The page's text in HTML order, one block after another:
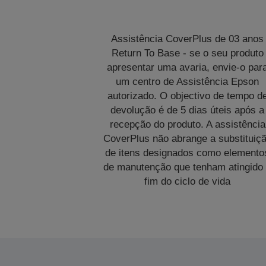
Assistência CoverPlus de 03 anos
Return To Base - se o seu produto
apresentar uma avaria, envie-o
um centro de Assistência Epson
autorizado. O objectivo de tempo
devolução é de 5 dias úteis após a
recepção do produto. A assistência
CoverPlus não abrange a
de itens designados como
de manutenção que tenham atingido
fim do ciclo de vida